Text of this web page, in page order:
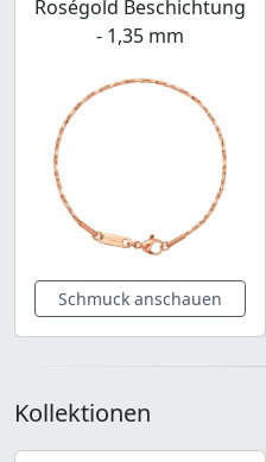
Roségold Beschichtung
- 1,35 mm
Schmuck anschauen
Kollektionen